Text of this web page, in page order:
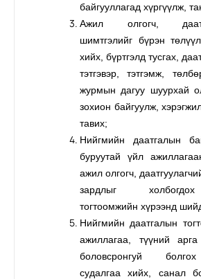
байгууллагад хүргүүлж,
Ажил олгогч,
шимтгэлийг бүрэн
хийх, бүртгэлд тусгах,
тэтгэвэр, тэтгэмж,
журмын дагуу шуурхай
зохион байгуулж,
тавих;
Нийгмийн даатгалын
буруутай үйл
ажил олгогч,
зардлыг
тогтоомжийн хүрээнд
Нийгмийн даатгалын
ажиллагаа, түүний арга
боловсронгуй
судалгаа хийх, санал